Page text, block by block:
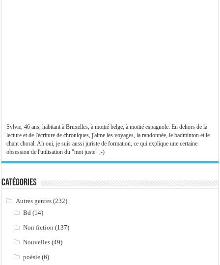
Sylvie, 46 ans, habitant à Bruxelles, à moitié belge, à moitié espagnole. En dehors de la
lecture et de l'écriture de chroniques, j'aime les voyages, la randonnée, le badminton et le
chant choral. Ah oui, je suis aussi juriste de formation, ce qui explique une certaine
obsession de l'utilisation du "mot juste" ;-)
Catégories
Autres genres (232)
Bd (14)
Non fiction (137)
Nouvelles (49)
poésie (6)